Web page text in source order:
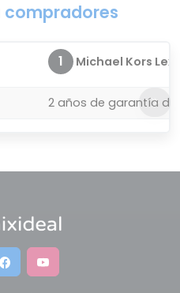
1 Michael Kors
2 años de garantía